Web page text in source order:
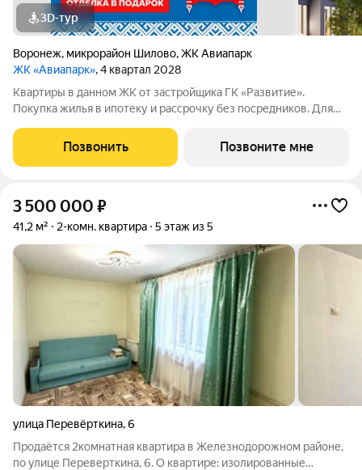
3D-тур
Воронеж, микрорайон Шилово,ЖК Авиапарк
ЖК «Авиапарк», 4 квартал 2028
Квартиры в данном ЖК от застройщика ГК «Развитие».
Покупка жилья в ипотеку и рассрочку без посредников. Для
обращайтесь в отдел продаж застройщика.
Позвонить Позвоните мне
3 500 000 ₽
41,2 м² 2-комн. квартира 5 этаж из 5
улица Перевёрткина,6
Продаётся 2комнатная квартира в Железнодорожном районе,
по улице Переверткина, 6. О квартире: изолированные